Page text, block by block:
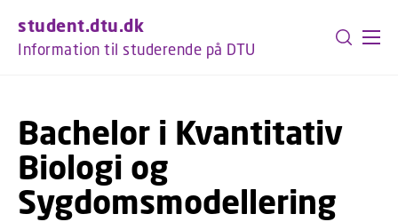
student.dtu.dk
Information til studerende på DTU
Bachelor i Kvantitativ
Biologi og
Sygdomsmodellering